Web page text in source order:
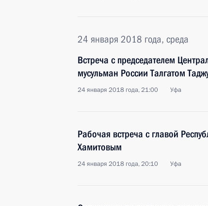
24 января 2018 года, среда
Встреча с председателем
мусульман России Талгатом
24 января 2018 года, 21:00 Уфа
Рабочая встреча с главой
Хамитовым
24 января 2018 года, 20:10 Уфа